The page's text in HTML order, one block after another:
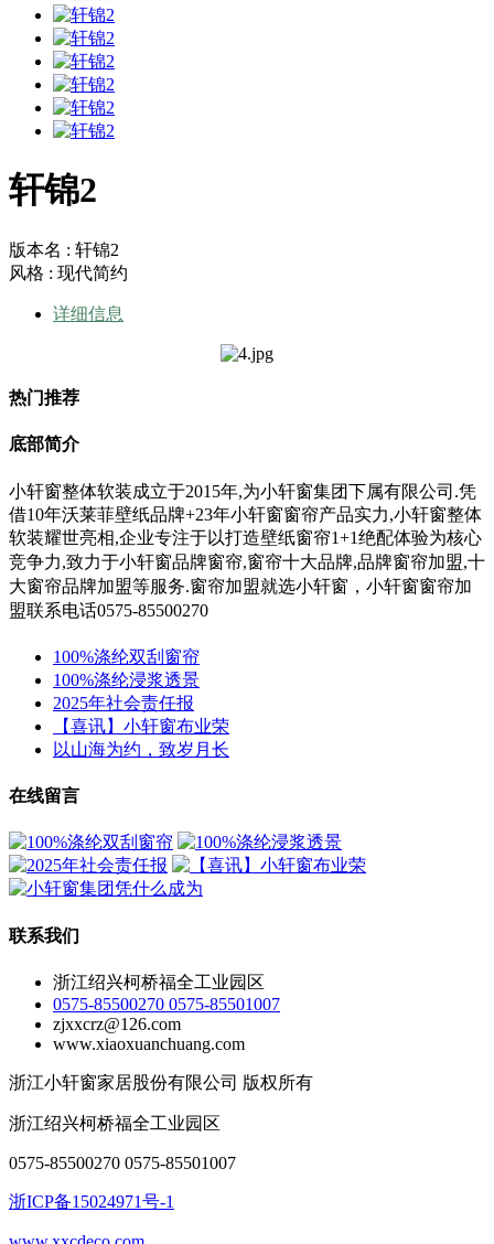
轩锦2
版本名 : 轩锦2
风格 : 现代简约
详细信息
热门推荐
底部简介
小轩窗整体软装成立于2015年,为小轩窗集团下属有限公司.凭
借10年沃莱菲壁纸品牌+23年小轩窗窗帘产品实力,小轩窗整体
软装耀世亮相,企业专注于以打造壁纸窗帘1+1绝配体验为核心
竞争力,致力于小轩窗品牌窗帘,窗帘十大品牌,品牌窗帘加盟,十
大窗帘品牌加盟等服务.窗帘加盟就选小轩窗，小轩窗窗帘加
盟联系电话0575-85500270
100%涤纶双刮窗帘
100%涤纶浸浆透景
2025年社会责任报
【喜讯】小轩窗布业荣
以山海为约，致岁月长
在线留言
联系我们
浙江绍兴柯桥福全工业园区
0575-85500270 0575-85501007
zjxxcrz@126.com
www.xiaoxuanchuang.com
浙江小轩窗家居股份有限公司 版权所有
浙江绍兴柯桥福全工业园区
0575-85500270 0575-85501007
浙ICP备15024971号-1